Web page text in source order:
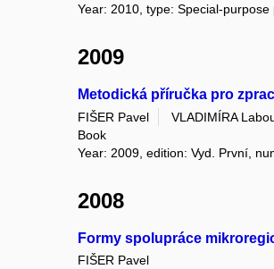
Year: 2010, type: Special-purpose
2009
Metodická příručka pro
FIŠER Pavel VLADIMÍRA
Book
Year: 2009, edition: Vyd. První,
2008
Formy spolupráce
FIŠER Pavel